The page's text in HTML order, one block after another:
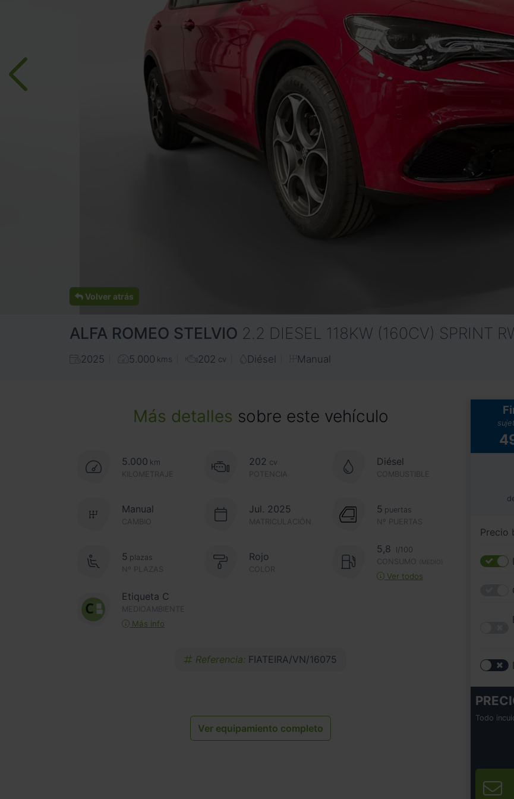
Volver atrás
ALFA ROMEO STELVIO 2.2 DIESEL 118KW (160CV) SPRINT
2025 5.000 kms 202 cv Diésel Manual
Más detalles sobre este vehículo
5.000 km
KILOMETRAJE
202 cv
POTENCIA
Diésel
COMBUSTIBLE
CAMBIO
Manual Jul. 2025
MATRICULACIÓN Nº PUERTAS
5 puertas
Nº PLAZAS
5 plazas Rojo
COLOR
5,8
l/100
CONSUMO
(MEDIO)
Ver todos
Etiqueta C
MEDIOAMBIENTE
Más info
Referencia: FIATEIRA/VN/16075
Ver equipamiento completo
Precio
Todo